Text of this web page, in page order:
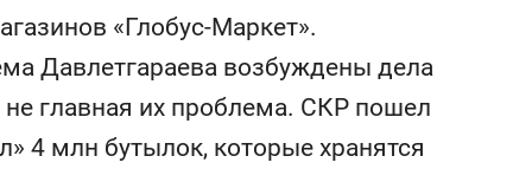
«Глобус-Маркет».
Давлетгараева возбуждены дела
не главная их проблема. СКР пошел
4 млн бутылок, которые хранятся